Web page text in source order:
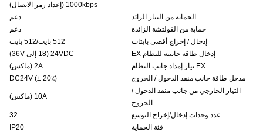
1000kbps (إعداد رمز الاتصال)
الحماية من التيار الزائد
دعم
حماية من الفولتشة الزائدة
دعم
إدخال / إخراج أقصى بايتات
512 بايت/512 بايت
إدخال طاقة جانبية للنظام EX
24VDC (18 إلى 36V)
EX تيار إمداد جانب النظام
2A (ماكس)
مدخل طاقة جانب منفذ الدخول / الخروج
DC24V (± 20٪)
التيار الخارجي من جانب منفذ الدخول /
الخروج
10A (ماكس)
عدد وحدات إدخال/إخراج التوسع
32
فئة الحماية
IP20